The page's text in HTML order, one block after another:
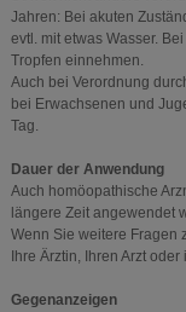
Jahren: Bei akuten
evtl. mit etwas Wasser.
Tropfen einnehmen.
Auch bei Verordnung
bei Erwachsenen und
Tag.
Dauer der Anwendung
Auch homöopathische
längere Zeit angewendet
Wenn Sie weitere Fragen
Ihre Ärztin, Ihren Arzt
Gegenanzeigen